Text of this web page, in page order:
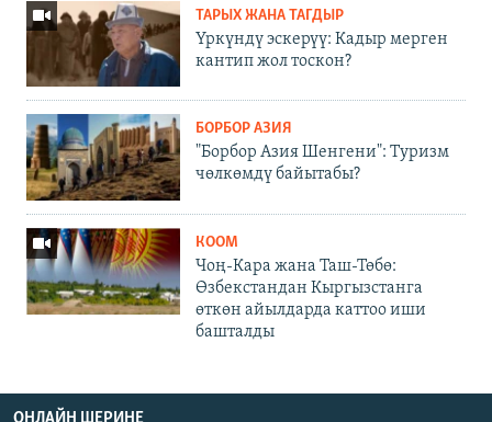
ТАРЫХ ЖАНА ТАГДЫР
Үркүндү эскерүү: Кадыр мерген
кантип жол тоскон?
БОРБОР АЗИЯ
"Борбор Азия Шенгени": Туризм
чөлкөмдү байытабы?
КООМ
Чоң-Кара жана Таш-Төбө:
Өзбекстандан Кыргызстанга
өткөн айылдарда каттоо иши
башталды